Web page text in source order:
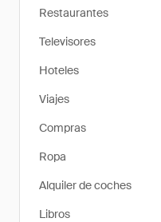
Restaurantes
Televisores
Hoteles
Viajes
Compras
Ropa
Alquiler de coches
Libros